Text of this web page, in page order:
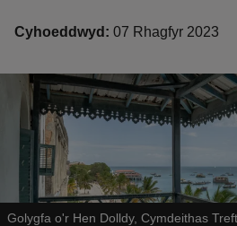
Cyhoeddwyd: 07 Rhagfyr 2023
Golygfa o'r Hen Dolldy, Cymdeithas